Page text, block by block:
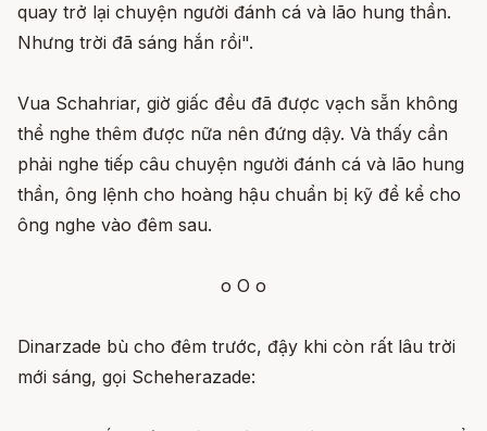
quay trở lại chuyện người đánh cá và lão hung thần.
Nhưng trời đã sáng hắn rồi".
Vua Schahriar, giờ giấc đều đã được vạch sẵn không
thể nghe thêm được nữa nên đứng dậy. Và thấy cần
phải nghe tiếp câu chuyện người đánh cá và lão hung
thần, ông lệnh cho hoàng hậu chuẩn bị kỹ để kể cho
ông nghe vào đêm sau.
o O o
Dinarzade bù cho đêm trước, đậy khi còn rất lâu trời
mới sáng, gọi Scheherazade: